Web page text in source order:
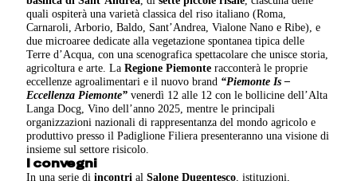
quali ospiterà una varietà classica del riso italiano (Roma,
Carnaroli, Arborio, Baldo, Sant’Andrea, Vialone Nano e Ribe), e
due microaree dedicate alla vegetazione spontanea tipica delle
Terre d’Acqua, con una scenografica spettacolare che unisce storia,
agricoltura e arte. LaRegione Piemonteracconterà le proprie
eccellenze agroalimentari e il nuovo brand “Piemonte Is –
Eccellenza Piemonte” venerdì 12 alle 12 con le bollicine dell’Alta
Langa Docg, Vino dell’anno 2025, mentre le principali
organizzazioni nazionali di rappresentanza del mondo agricolo e
produttivo presso il Padiglione Filiera presenteranno una visione di
insieme sul settore risicolo.
I convegni
In una serie diincontri al Salone Dugentesco, istituzioni,